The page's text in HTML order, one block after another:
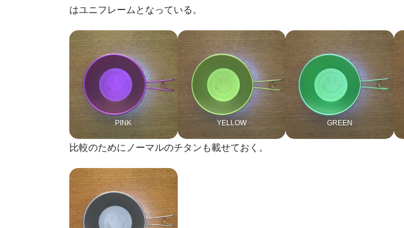
はユニフレームとなっている。
PINK YELLOW GREEN
比較のためにノーマルのチタンも載せておく。